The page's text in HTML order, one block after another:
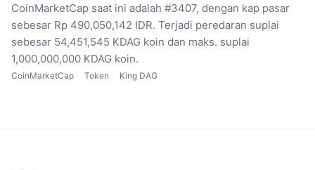
CoinMarketCap saat ini adalah #3407, dengan kap pasar
sebesar Rp 490,050,142 IDR. Terjadi peredaran suplai
sebesar 54,451,545 KDAG koin dan maks. suplai
1,000,000,000 KDAG koin.
CoinMarketCap Token King DAG